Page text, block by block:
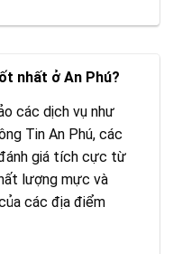
nhất ở An Phú?
các dịch vụ như
Tin An Phú, các
giá tích cực từ
lượng mực và
các địa điểm